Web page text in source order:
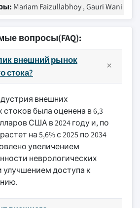
Mariam Faizullabhoy , Gauri Wani
вопросы(FAQ):
внешний рынок
стока?
внешних
была оценена в 6,3
США в 2024 году и, по
на 5,6% с 2025 по 2034
увеличением
неврологических
улучшением доступа к